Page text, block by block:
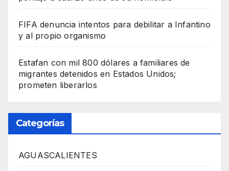
FIFA denuncia intentos para debilitar a Infantino
y al propio organismo
Estafan con mil 800 dólares a familiares de
migrantes detenidos en Estados Unidos;
prometen liberarlos
Categorías
AGUASCALIENTES